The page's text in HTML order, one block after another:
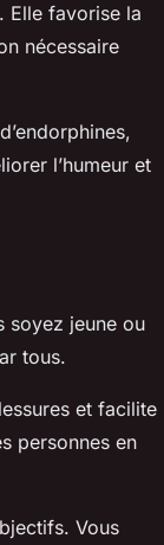
. Elle favorise la
nécessaire
l’humeur et
soyez jeune ou
tous.
et facilite
personnes en
Vous